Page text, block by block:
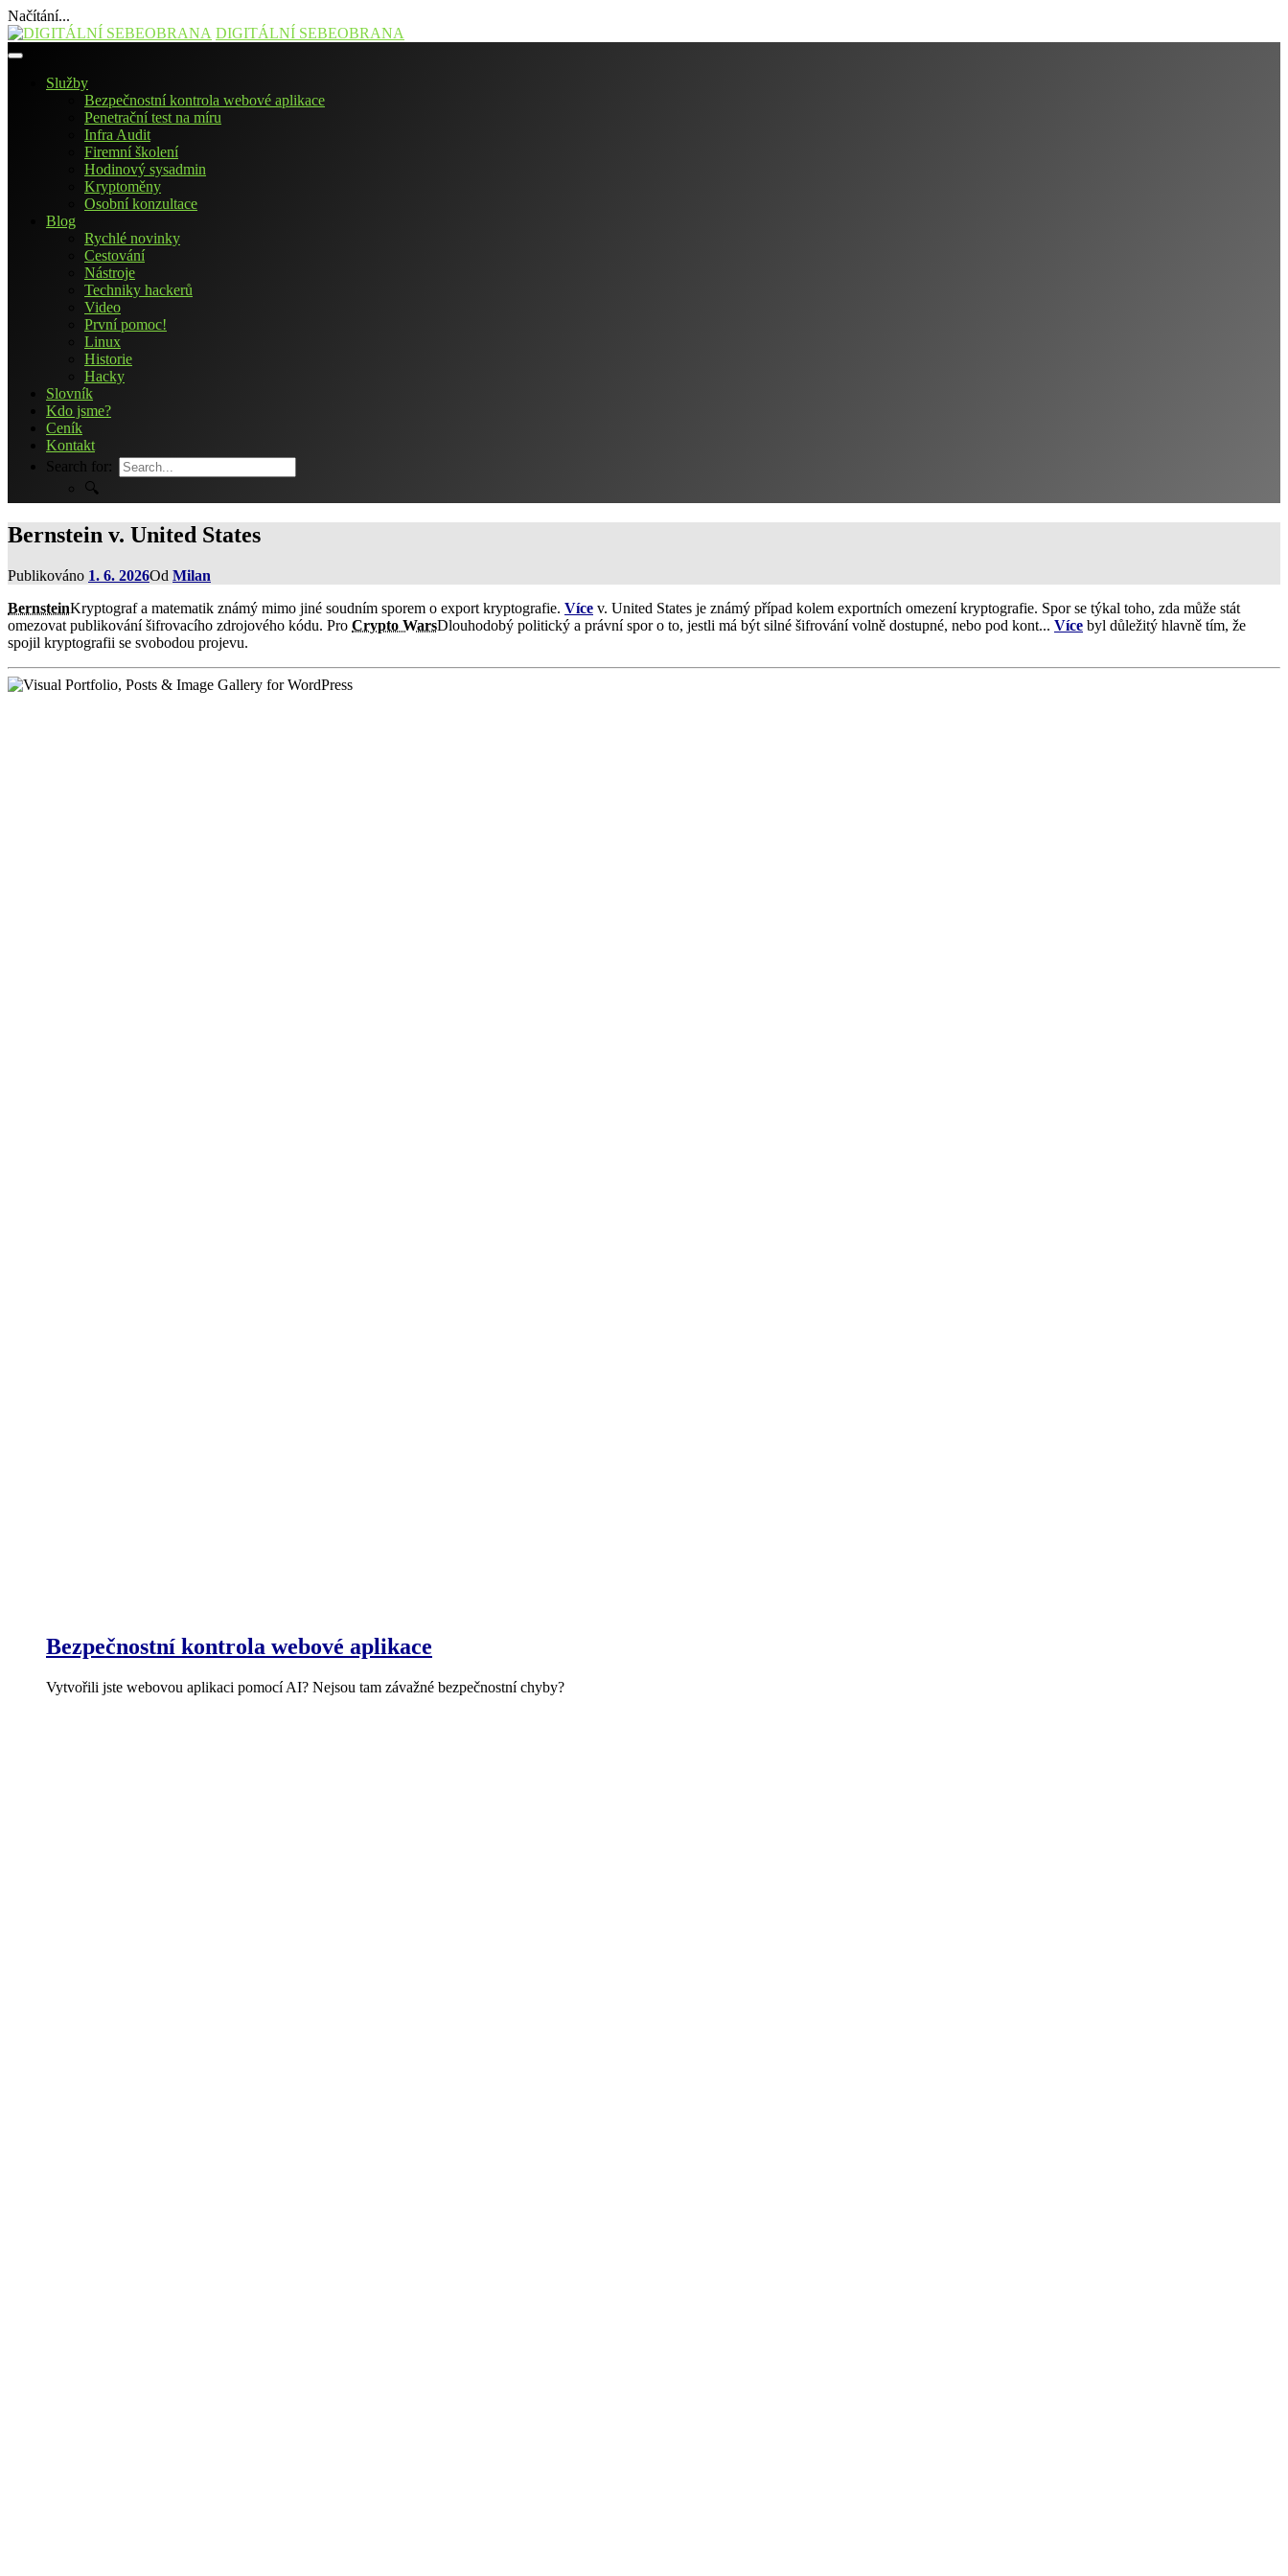
Načítání...
Přejít
k
DIGITÁLNÍ SEBEOBRANA
Služby
Bezpečnostní kontrola webové aplikace
Penetrační test na míru
Infra Audit
Firemní školení
Hodinový sysadmin
Kryptoměny
Osobní konzultace
Blog
Rychlé novinky
Cestování
Nástroje
Techniky hackerů
Video
První pomoc!
Linux
Historie
Hacky
Slovník
Kdo jsme?
Ceník
Kontakt
Search for:
🔍
Bernstein v. United States
Publikováno 1. 6. 2026Od Milan
BernsteinKryptograf a matematik známý mimo jiné soudním sporem o export kryptografie. Více v. United States je známý případ kolem exportních omezení kryptografie. Spor se týkal toho, zda může stát
omezovat publikování šifrovacího zdrojového kódu. Pro Crypto WarsDlouhodobý politický a právní spor o to, jestli má být silné šifrování volně dostupné, nebo pod kont... Více byl důležitý hlavně tím, že
spojil kryptografii se svobodou projevu.
Bezpečnostní kontrola webové aplikace
Vytvořili jste webovou aplikaci pomocí AI? Nejsou tam závažné bezpečnostní chyby?